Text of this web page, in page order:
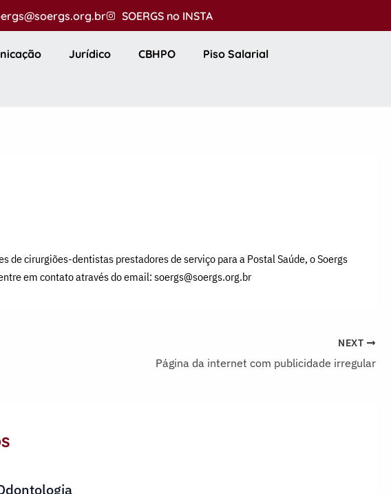
SOERGS no INSTA
Jurídico CBHPO Piso Salarial
cirurgiões-dentistas prestadores de serviço para a Postal Saúde, o Soergs
em contato através do email: soergs@soergs.org.br
NEXT
Página da internet com publicidade irregular